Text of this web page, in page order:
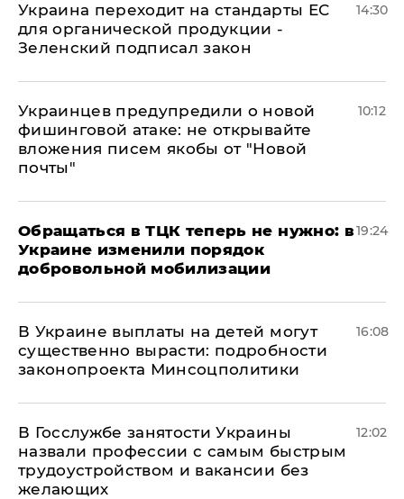
Украина переходит на стандарты ЕС
для органической продукции -
Зеленский подписал закон
14:30
Украинцев предупредили о новой
фишинговой атаке: не открывайте
вложения писем якобы от "Новой
почты"
10:12
Обращаться в ТЦК теперь не нужно: в
Украине изменили порядок
добровольной мобилизации
19:24
В Украине выплаты на детей могут
существенно вырасти: подробности
законопроекта Минсоцполитики
16:08
В Госслужбе занятости Украины
назвали профессии с самым быстрым
трудоустройством и вакансии без
желающих
12:02